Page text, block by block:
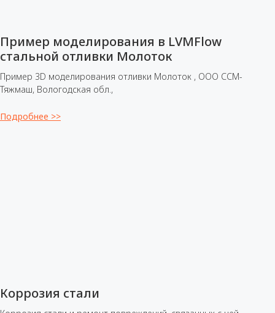
Пример моделирования в LVMFlow
стальной отливки Молоток
Пример 3D моделирования отливки Молоток , ООО ССМ-
Тяжмаш, Вологодская обл.,
Подробнее >>
Коррозия стали